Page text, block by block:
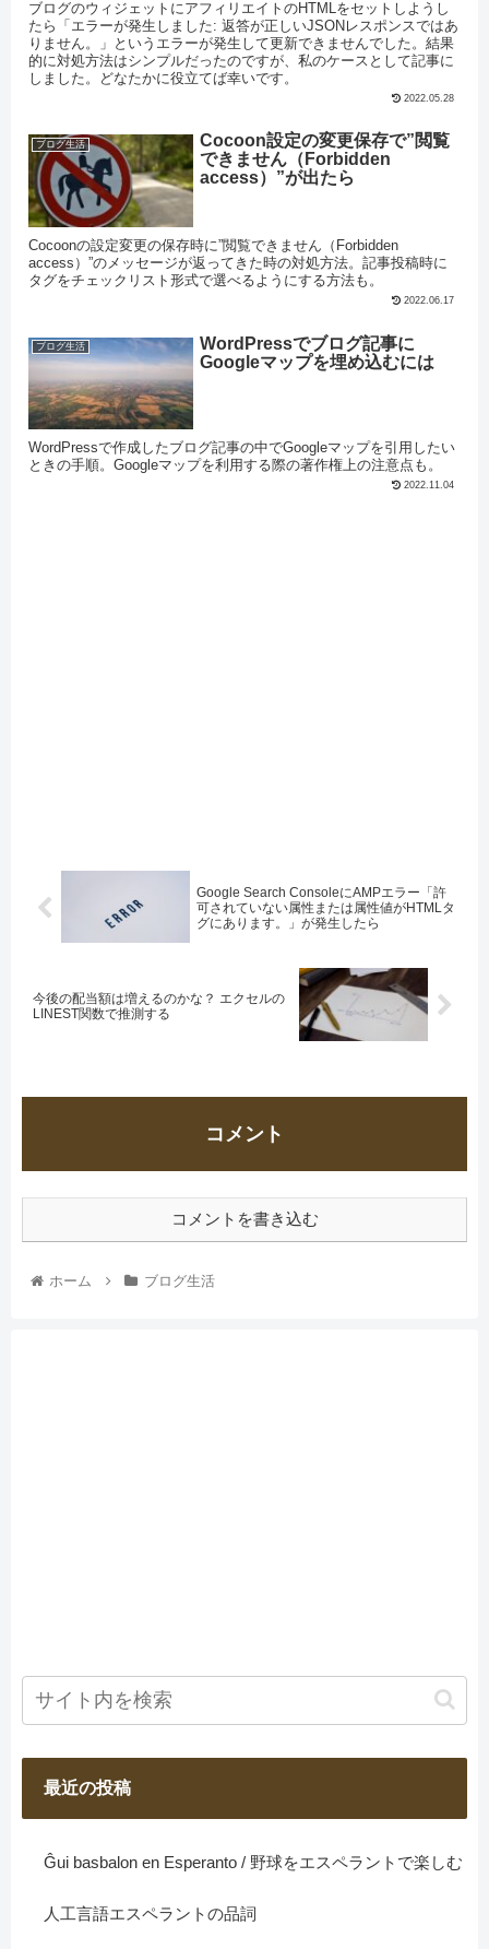
ブログのウィジェットにアフィリエイトのHTMLをセットしようし
たら「エラーが発生しました: 返答が正しいJSONレスポンスではあ
りません。」というエラーが発生して更新できませんでした。結果
的に対処方法はシンプルだったのですが、私のケースとして記事に
しました。どなたかに役立てば幸いです。
2022.05.28
ブログ生活
Cocoon設定の変更保存で”閲覧
できません（Forbidden
access）”が出たら
Cocoonの設定変更の保存時に”閲覧できません（Forbidden
access）”のメッセージが返ってきた時の対処方法。記事投稿時に
タグをチェックリスト形式で選べるようにする方法も。
2022.06.17
ブログ生活
WordPressでブログ記事に
Googleマップを埋め込むには
WordPressで作成したブログ記事の中でGoogleマップを引用したい
ときの手順。Googleマップを利用する際の著作権上の注意点も。
2022.11.04
Google Search ConsoleにAMPエラー「許
可されていない属性または属性値がHTMLタ
グにあります。」が発生したら
今後の配当額は増えるのかな？ エクセルの
LINEST関数で推測する
コメント
コメントを書き込む
ホーム ブログ生活
最近の投稿
Ĝui basbalon en Esperanto / 野球をエスペラントで楽しむ
人工言語エスペラントの品詞